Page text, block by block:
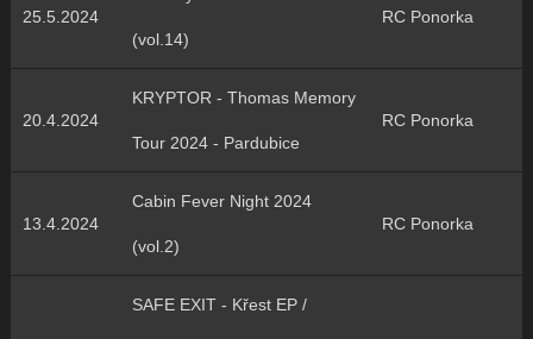
25.5.2024
(vol.14)
RC Ponorka
20.4.2024
KRYPTOR - Thomas Memory
Tour 2024 - Pardubice
RC Ponorka
13.4.2024
Cabin Fever Night 2024
(vol.2)
RC Ponorka
SAFE EXIT - Křest EP /